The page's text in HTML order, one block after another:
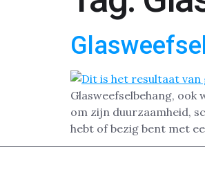
Glasweefselbehang, ook
om zijn duurzaamheid,
hebt of bezig bent met